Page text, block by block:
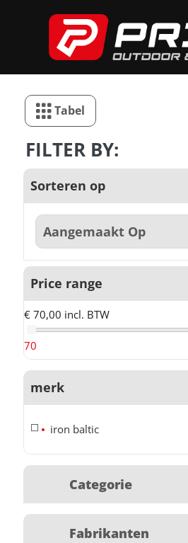
Tabel
FILTER BY:
Sorteren op
Price range
€ 70,00 incl. BTW
70
merk
iron baltic
Categorie
Fabrikanten